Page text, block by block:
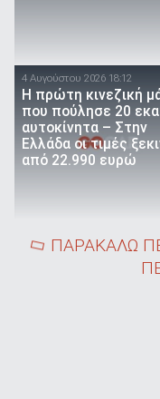
4 Αυγούστου 2026 18:12
Η πρώτη κινεζική
που πούλησε 20
αυτοκίνητα – Στην
Ελλάδα οι τιμές
από 22.990 ευρώ
ΠΑΡΑΚΑΛΩ